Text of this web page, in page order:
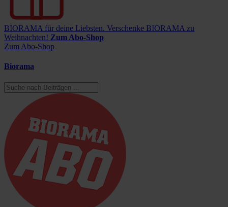
BIORAMA für deine Liebsten. Verschenke BIORAMA zu
Weihnachten! Zum Abo-Shop
Zum Abo-Shop
Biorama